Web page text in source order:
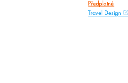
Předplatné
Travel Design